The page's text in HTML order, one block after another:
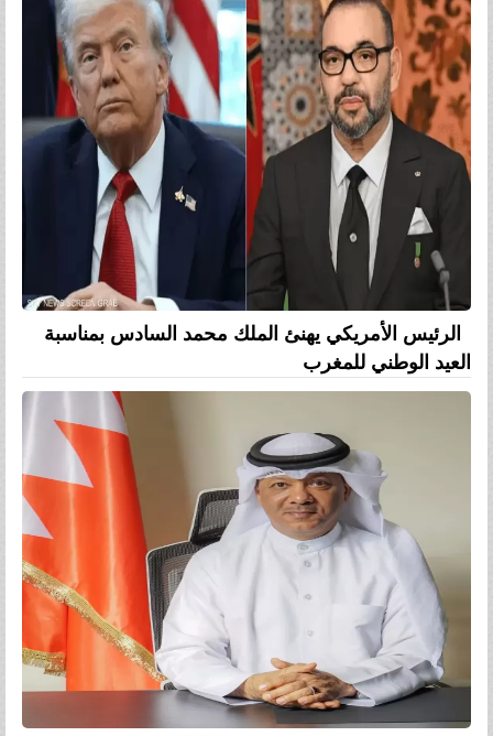
الرئيس الأمريكي يهنئ الملك محمد السادس بمناسبة
العيد الوطني للمغرب